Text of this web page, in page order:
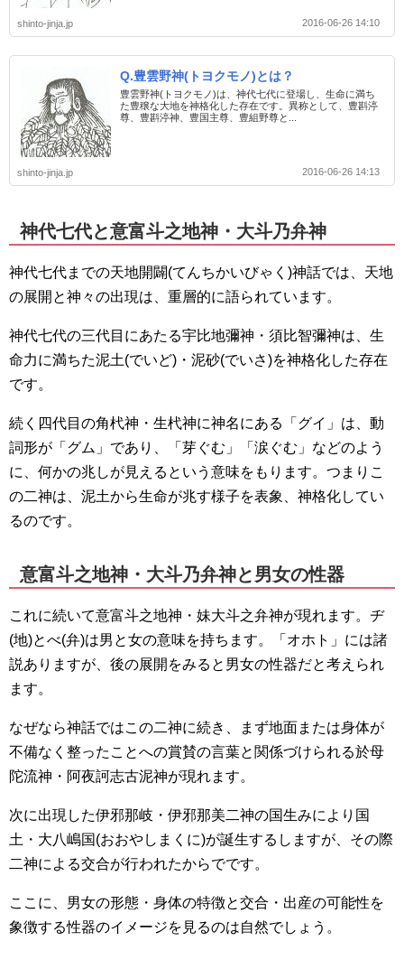
shinto-jinja.jp 2016-06-26 14:10
Q.豊雲野神(トヨクモノ)とは？
豊雲野神(トヨクモノ)は、神代七代に登場し、生命に満ち
た豊穣な大地を神格化した存在です。異称として、豊斟渟
尊、豊斟渟神、豊国主尊、豊組野尊と...
shinto-jinja.jp 2016-06-26 14:13
神代七代と意富斗之地神・大斗乃弁神
神代七代までの天地開闢(てんちかいびゃく)神話では、天地
の展開と神々の出現は、重層的に語られています。
神代七代の三代目にあたる宇比地彌神・須比智彌神は、生
命力に満ちた泥土(でいど)・泥砂(でいさ)を神格化した存在
です。
続く四代目の角杙神・生杙神に神名にある「グイ」は、動
詞形が「グム」であり、「芽ぐむ」「涙ぐむ」などのよう
に、何かの兆しが見えるという意味をもります。つまりこ
の二神は、泥土から生命が兆す様子を表象、神格化してい
るのです。
意富斗之地神・大斗乃弁神と男女の性器
これに続いて意富斗之地神・妹大斗之弁神が現れます。ヂ
(地)とべ(弁)は男と女の意味を持ちます。「オホト」には諸
説ありますが、後の展開をみると男女の性器だと考えられ
ます。
なぜなら神話ではこの二神に続き、まず地面または身体が
不備なく整ったことへの賞賛の言葉と関係づけられる於母
陀流神・阿夜訶志古泥神が現れます。
次に出現した伊邪那岐・伊邪那美二神の国生みにより国
土・大八嶋国(おおやしまくに)が誕生するしますが、その際
二神による交合が行われたからでです。
ここに、男女の形態・身体の特徴と交合・出産の可能性を
象徴する性器のイメージを見るのは自然でしょう。